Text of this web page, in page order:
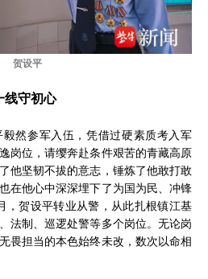
贺设平
线守初心
毅然参军入伍，凭借过硬素质考入军
岗位，请缨奔赴条件艰苦的青藏高原
他坚韧不拔的意志，锤炼了他敢打敢
在他心中深深埋下了为国为民、冲锋
，贺设平转业从警，从此扎根镇江基
法制、巡逻处警等多个岗位。无论岗
畏担当的本色始终未改，数次以命相